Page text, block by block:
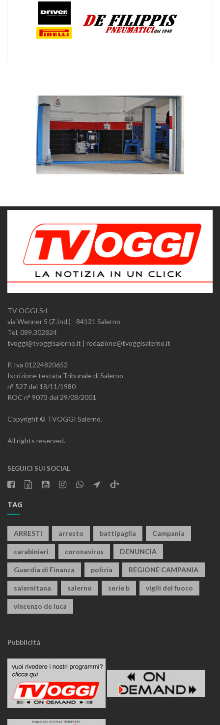
TV OGGI Srl
via Wenner 5 (Z.Ind.) - 84131 Salerno
Tel. 089.302824
tvoggi@tvoggisalerno.it | redazione@tvoggisalerno.it
P. Iva 01224820652
Iscrizione testata Tribunale di Salerno
n° 527 del 18/11/1980
ROC n° 9073 del 29/08/2001
Copyright © TVOGGI Salerno.
All rights reserved.
SEGUICI SUI SOCIAL
TAG
ARRESTI arresto battipaglia Campania
carabinieri coronavirus DENUNCIA
Guardia di Finanza polizia REGIONE CAMPANIA
salernitana salerno serie b vigili del fuoco
vincenzo de luca
Pubblicità